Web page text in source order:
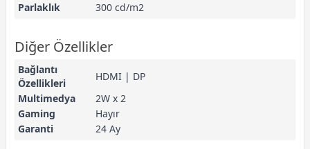
Parlaklık
300 cd/m2
Diğer Özellikler
Bağlantı
Özellikleri
HDMI | DP
Multimedya
2W x 2
Gaming
Hayır
Garanti
24 Ay